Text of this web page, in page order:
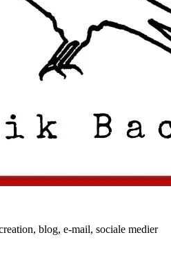
blog, e-mail, sociale medier